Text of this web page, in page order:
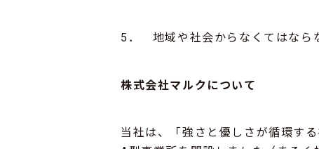
5． 地域や社会からなくてはなら
株式会社マルク について
当社は、「強さと優しさが循環す